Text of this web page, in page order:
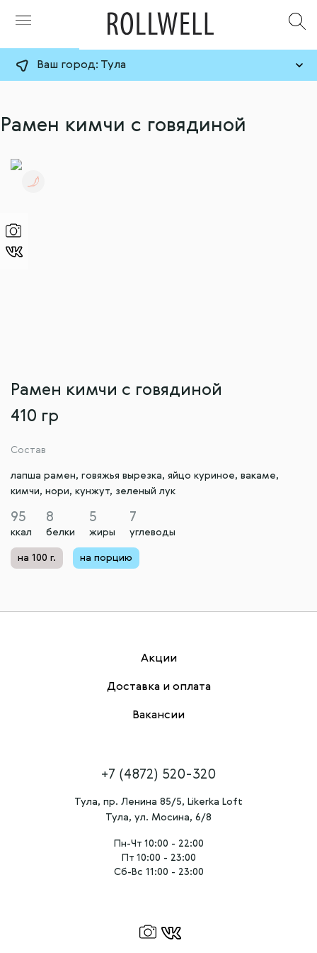
Ваш город: Тула
Рамен кимчи с говядиной
Рамен кимчи с говядиной
410 гр
Состав
лапша рамен, говяжья вырезка, яйцо куриное, вакаме,
кимчи, нори, кунжут, зеленый лук
95
ккал
8
белки
5
жиры
7
углеводы
на 100 г. на порцию
Акции
Доставка и оплата
Вакансии
+7 (4872) 520-320
Тула, пр. Ленина 85/5, Likerka Loft
Тула, ул. Мосина, 6/8
Пн-Чт 10:00 - 22:00
Пт 10:00 - 23:00
Сб-Вс 11:00 - 23:00